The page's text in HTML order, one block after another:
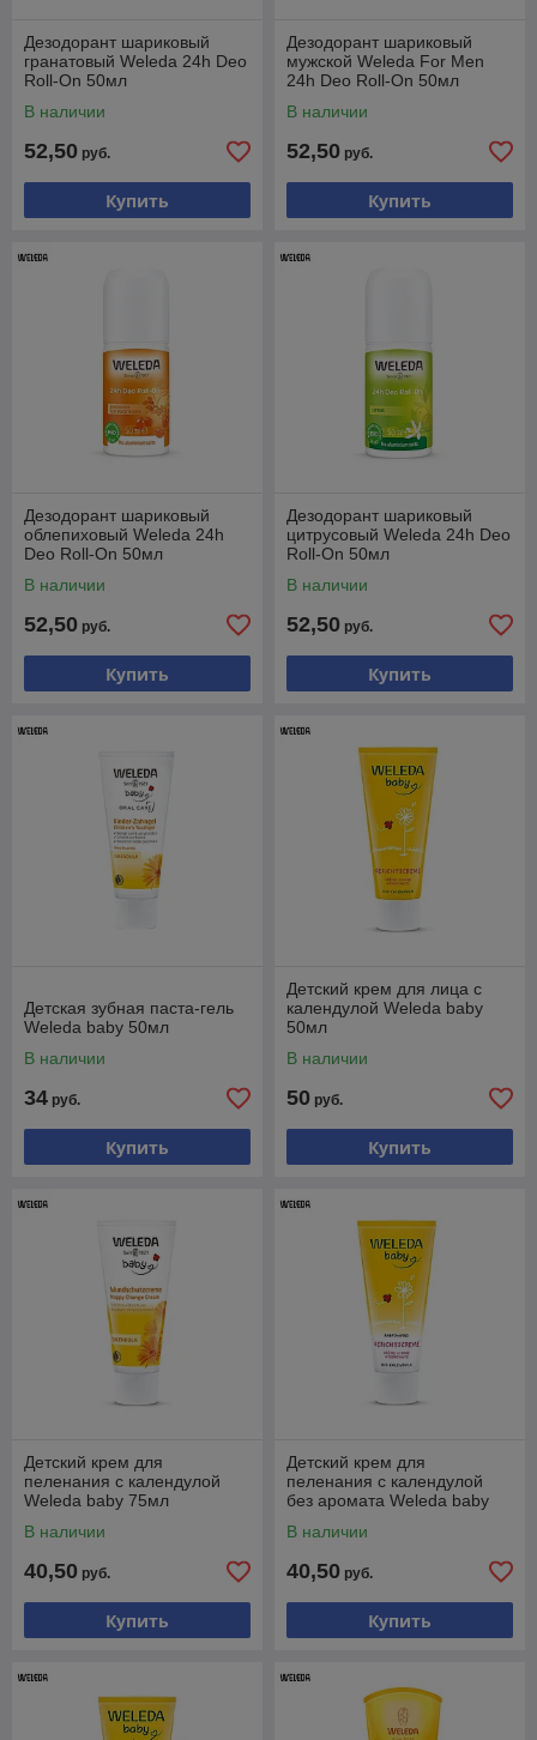
Дезодорант шариковый
гранатовый Weleda 24h Deo
Roll-On 50мл
В наличии
52,50 руб.
Купить
Дезодорант шариковый
мужской Weleda For Men
24h Deo Roll-On 50мл
В наличии
52,50 руб.
Купить
Дезодорант шариковый
облепиховый Weleda 24h
Deo Roll-On 50мл
В наличии
52,50 руб.
Купить
Дезодорант шариковый
цитрусовый Weleda 24h Deo
Roll-On 50мл
В наличии
52,50 руб.
Купить
Детская зубная паста-гель
Weleda baby 50мл
В наличии
34 руб.
Купить
Детский крем для лица с
календулой Weleda baby
50мл
В наличии
50 руб.
Купить
Детский крем для
пеленания с календулой
Weleda baby 75мл
В наличии
40,50 руб.
Купить
Детский крем для
пеленания с календулой
без аромата Weleda baby
В наличии
40,50 руб.
Купить